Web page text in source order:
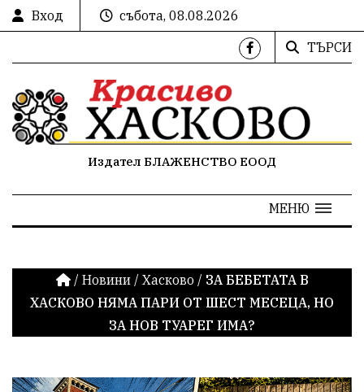
Вход
събота, 08.08.2026
ТЪРСИ
Издател БЛАЖЕНСТВО ЕООД
МЕНЮ
/ Новини / Хасково / ЗА БЕБЕТАТА В
ХАСКОВО НЯМА ПАРИ ОТ ШЕСТ МЕСЕЦА, НО
ЗА НОВ ТУАРЕГ ИМА?